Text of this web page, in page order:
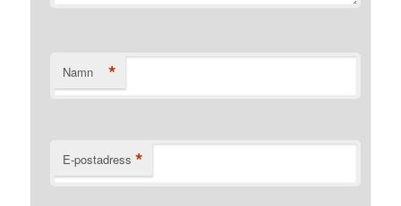
Namn *
E-postadress *